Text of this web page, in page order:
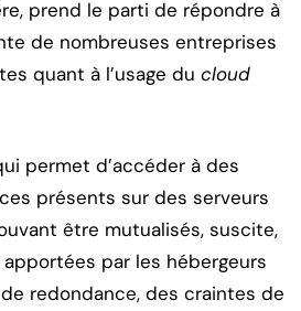
prend le parti de répondre à
de nombreuses entreprises
quant à l’usage du cloud
permet d’accéder à des
présents sur des serveurs
être mutualisés, suscite,
par les hébergeurs
redondance, des craintes de